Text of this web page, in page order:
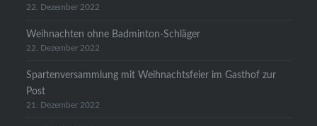
22. Dezember 2022
Weihnachten ohne Badminton-Schläger
22. Dezember 2022
Spartenversammlung mit Weihnachtsfeier im Gasthof zur
Post
21. Dezember 2022